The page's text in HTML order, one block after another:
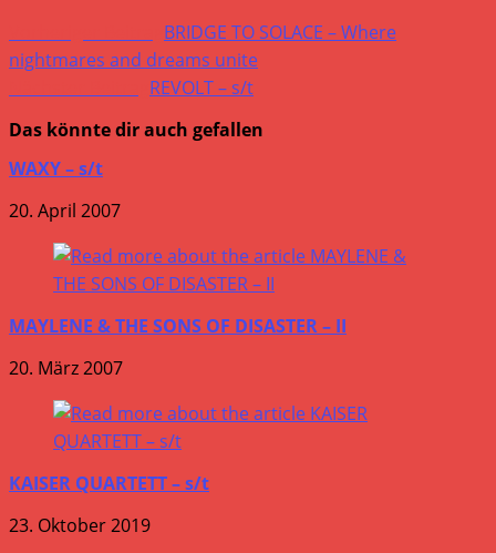
BRIDGE TO SOLACE – Where
nightmares and dreams unite
REVOLT – s/t
Das könnte dir auch gefallen
WAXY – s/t
20. April 2007
MAYLENE & THE SONS OF DISASTER – II
20. März 2007
KAISER QUARTETT – s/t
23. Oktober 2019